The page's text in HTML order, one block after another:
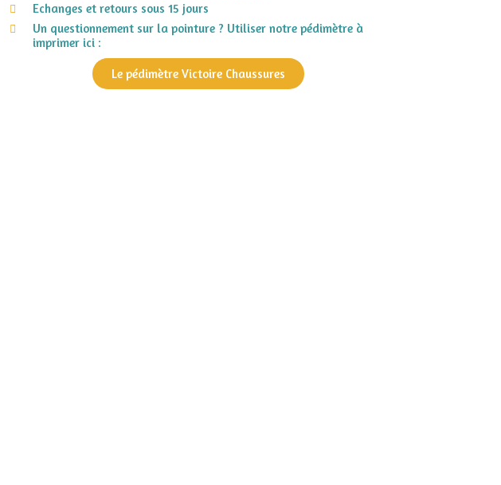
Echanges et retours sous 15 jours
Un questionnement sur la pointure ? Utiliser notre pédimètre à
imprimer ici :
Le pédimètre Victoire Chaussures